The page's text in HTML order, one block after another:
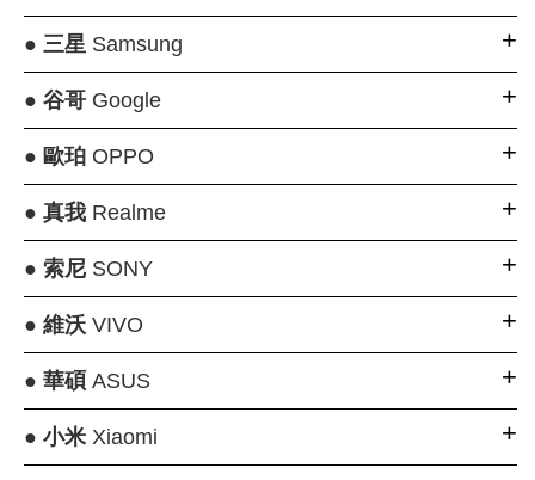
● 三星Samsung
● 谷哥Google
● 歐珀OPPO
● 真我Realme
● 索尼SONY
● 維沃VIVO
● 華碩 ASUS
● 小米Xiaomi